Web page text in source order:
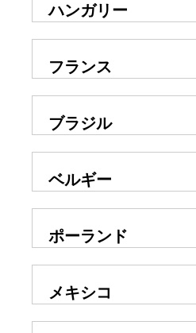
ハンガリー
フランス
ブラジル
ベルギー
ポーランド
メキシコ